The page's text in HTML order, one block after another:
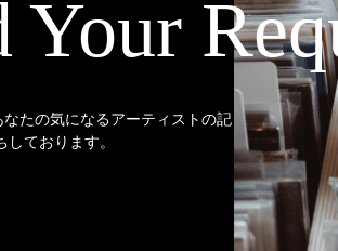
Your
たの気になるアーティストの記
ております。